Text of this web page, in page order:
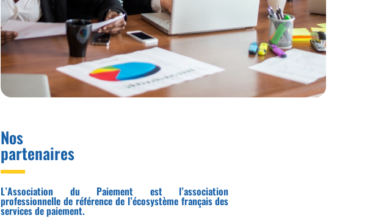
Nos
partenaires
L’Association du Paiement est l’association
professionnelle de référence de l’écosystème français des
services de paiement.